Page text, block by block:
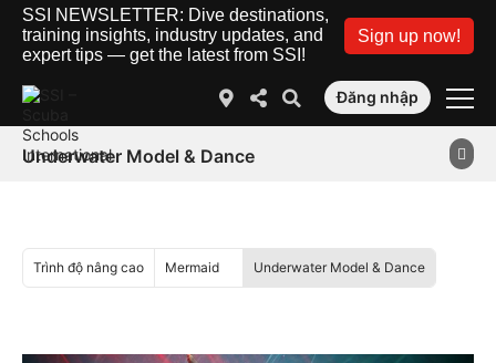
SSI NEWSLETTER: Dive destinations,
training insights, industry updates, and
expert tips — get the latest from SSI!
Sign up now!
Đăng nhập
Underwater Model & Dance
Trình độ nâng cao Mermaid Underwater Model & Dance